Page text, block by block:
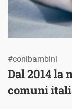
Dal 2014 la
comuni
#conibambini